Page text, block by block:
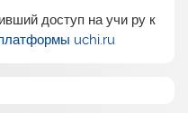
доступ на учи ру к
uchi.ru